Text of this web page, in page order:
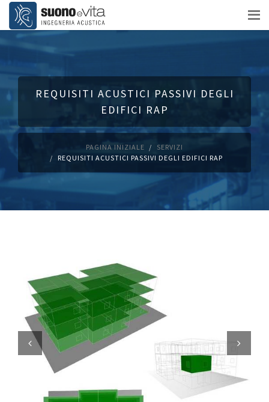
REQUISITI ACUSTICI PASSIVI DEGLI
EDIFICI RAP
PAGINA INIZIALE
SERVIZI
REQUISITI ACUSTICI PASSIVI DEGLI EDIFICI RAP
Previous Next